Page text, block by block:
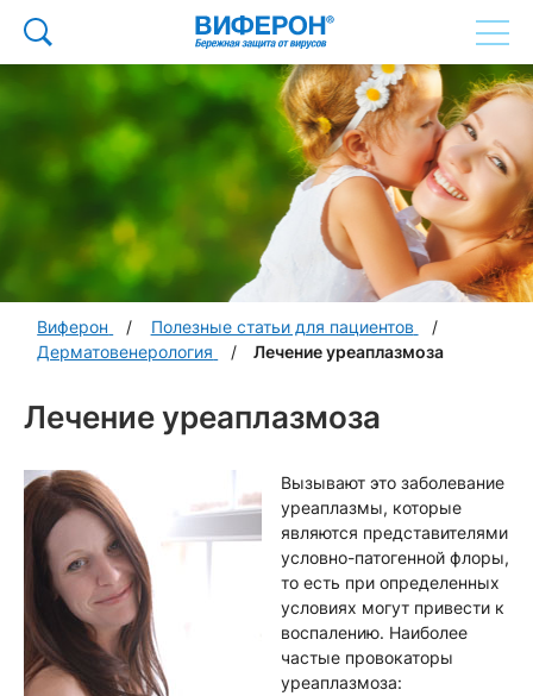
Виферон
Полезные статьи для пациентов
Дерматовенерология
Лечение уреаплазмоза
Лечение уреаплазмоза
Вызывают это заболевание
уреаплазмы, которые
являются представителями
условно-патогенной флоры,
то есть при определенных
условиях могут привести к
воспалению. Наиболее
частые провокаторы
уреаплазмоза: